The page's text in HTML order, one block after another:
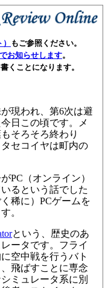
もご参照ください。
お知らせします。
くことになります。
現われ、第6次は避
日この頃です。
メ
そろそろ終わり
セコイヤは町内の
PC（オンライン）
るという話でした
稀に）PCゲームを
。
という、歴史のあ
ータです。フライ
空中戦を行うバト
飛ばすことに専念
ミュレータ系に別